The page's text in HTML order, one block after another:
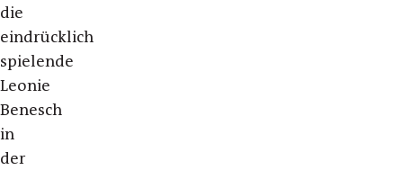
die
eindrücklich
spielende
Leonie
Benesch
in
der